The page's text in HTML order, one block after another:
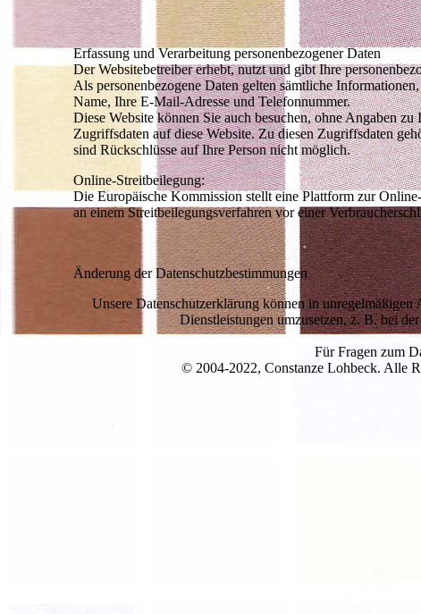
Erfassung und Verarbeitung personenbezogener Daten
Der Websitebetreiber erhebt, nutzt und gibt Ihre
Als personenbezogene Daten gelten sämtliche
Name, Ihre E-Mail-Adresse und Telefonnummer.
Diese Website können Sie auch besuchen, ohne Angaben
Zugriffsdaten auf diese Website. Zu diesen Zugriffsdaten
sind Rückschlüsse auf Ihre Person nicht möglich.
Online-Streitbeilegung:
Die Europäische Kommission stellt eine Plattform zur
an einem Streitbeilegungsverfahren vor einer
Änderung der Datenschutzbestimmungen
Unsere Datenschutzerklärung können in
Dienstleistungen umzusetzen, z. B. bei
Für Fragen zum
© 2004-2022, Constanze Lohbeck. Alle